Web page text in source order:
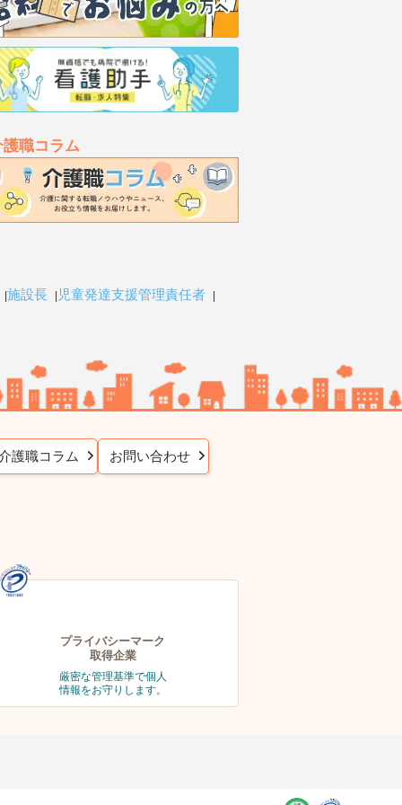
護職コラム
施設長 児童発達支援管理責任者
護職コラム お問い合わせ
プライバシーマーク
取得企業
厳密な管理基準で個人
情報をお守りします。